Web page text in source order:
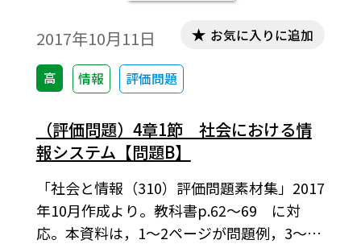
2017年10月11日
高 情報 評価問題
お気に入りに追加
（評価問題）4章1節 社会における情
報システム【問題B】
「社会と情報（310）評価問題素材集」2017
年10月作成より。教科書p.62～69 に対
応。本資料は，1～2ページが問題例，3～4